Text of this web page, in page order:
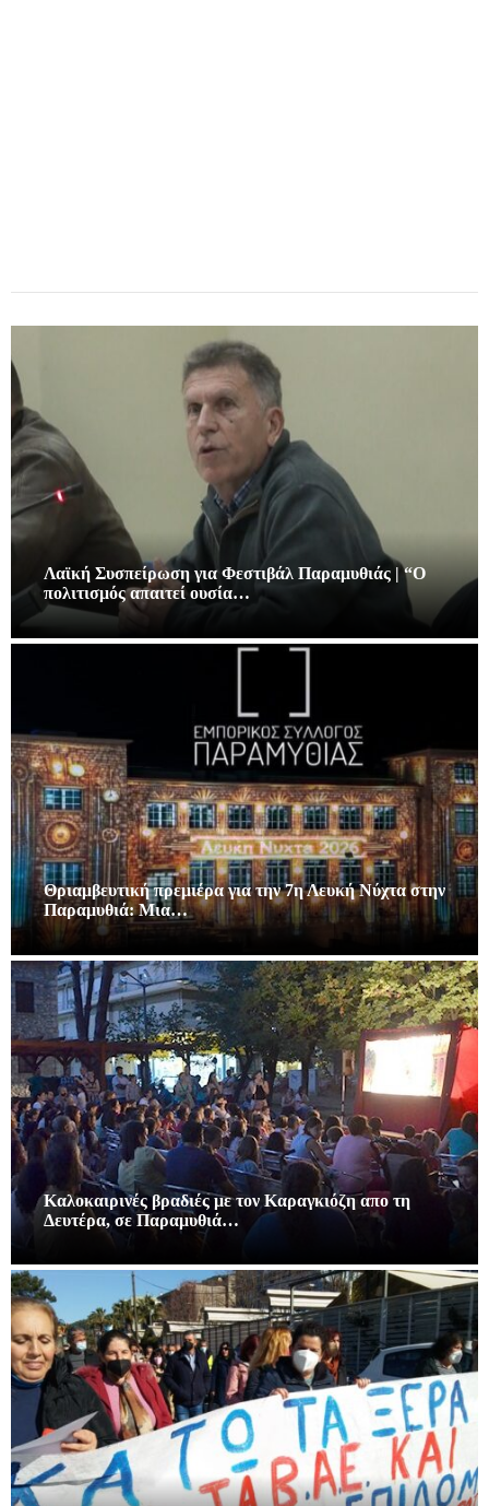
Λαϊκή Συσπείρωση για Φεστιβάλ Παραμυθιάς | “Ο
πολιτισμός απαιτεί ουσία…
Θριαμβευτική πρεμιέρα για την 7η Λευκή Νύχτα στην
Παραμυθιά: Μια…
Καλοκαιρινές βραδιές με τον Καραγκιόζη απο τη
Δευτέρα, σε Παραμυθιά…